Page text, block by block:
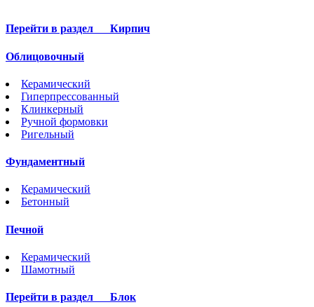
Перейти в раздел Кирпич
Облицовочный
Керамический
Гиперпрессованный
Клинкерный
Ручной формовки
Ригельный
Фундаментный
Керамический
Бетонный
Печной
Керамический
Шамотный
Перейти в раздел Блок